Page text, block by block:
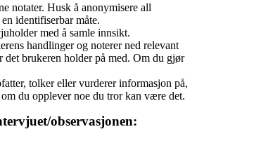
notater. Husk å anonymisere all
identifiserbar måte.
med å samle innsikt.
handlinger og noterer ned relevant
det brukeren holder på med. Om du gjør
tolker eller vurderer informasjon på,
du opplever noe du tror kan være det.
observasjonen: